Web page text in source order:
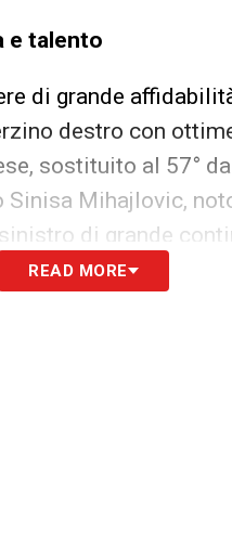
e talento
di grande
destro con
sostituito al 57°
Mihajlovic,
di grande
elegante e
READ MORE